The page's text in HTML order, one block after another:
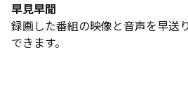
早見早聞
録画した番組の映像と音声を早送
できます。